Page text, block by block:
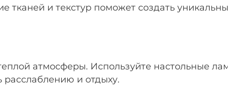
и текстур поможет создать
атмосферы. Используйте настольные
расслаблению и отдыху.